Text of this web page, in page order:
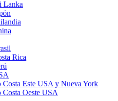
Lanka
Rica
Costa Este USA y Nueva York
Costa Oeste USA